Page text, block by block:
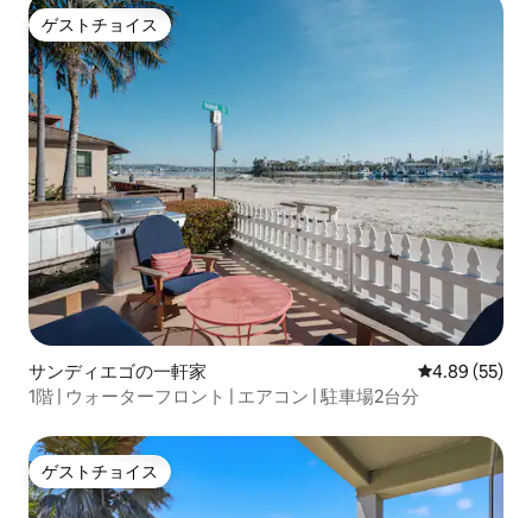
ゲストチョイス
ゲストチョイス
サンディエゴの一軒家 レビュー55
4.89 (55)
1階 | ウォーターフロント | エアコン | 駐車場2台分
ゲストチョイス
ゲストチョイス